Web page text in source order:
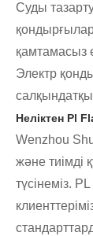
Суды
қамтамасыз
Электр
Неліктен Pl
Wenzhou
және тиімді
түсінеміз.